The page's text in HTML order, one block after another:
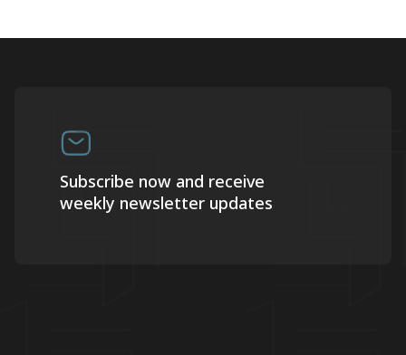
Subscribe now and receive
weekly newsletter updates